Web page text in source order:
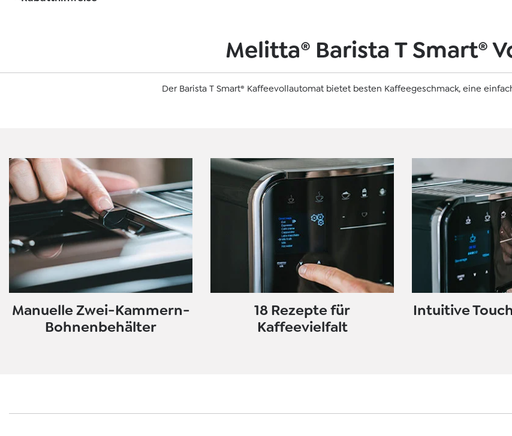
Melitta® Barista T Smart®
Der Barista T Smart® Kaffeevollautomat bietet besten Kaffeegeschmack, eine
Manuelle Zwei-Kammern-
Bohnenbehälter
18 Rezepte für
Kaffeevielfalt
Intuitive